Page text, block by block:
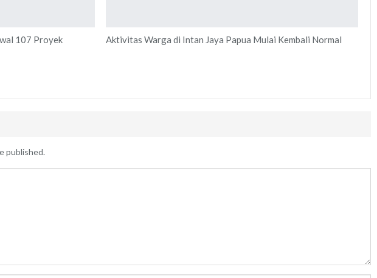
107 Proyek
Aktivitas Warga di Intan Jaya Papua Mulai Kembali Normal
published.